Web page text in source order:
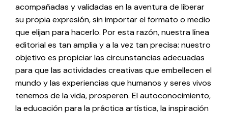
acompañadas y validadas en la aventura de liberar
su propia expresión, sin importar el formato o medio
que elijan para hacerlo. Por esta razón, nuestra línea
editorial es tan amplia y a la vez tan precisa: nuestro
objetivo es propiciar las circunstancias adecuadas
para que las actividades creativas que embellecen el
mundo y las experiencias que humanos y seres vivos
tenemos de la vida, prosperen. El autoconocimiento,
la educación para la práctica artística, la inspiración